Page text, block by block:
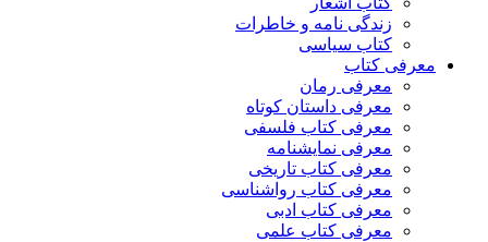
زندگی نامه و خاطرات
کتاب سیاسی
معرفی کتاب
معرفی رمان
معرفی داستان کوتاه
معرفی کتاب فلسفی
معرفی نمایشنامه
معرفی کتاب تاریخی
معرفی کتاب رواشناسی
معرفی کتاب ادبی
معرفی کتاب علمی